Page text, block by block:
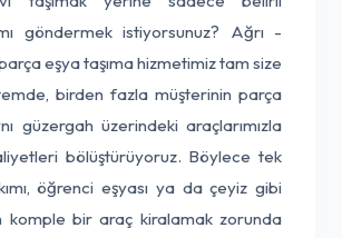
mı göndermek istiyorsunuz? Ağrı -
eşya taşıma hizmetimiz tam size
birden fazla müşterinin parça
güzergah üzerindeki araçlarımızla
bölüştürüyoruz. Böylece tek
öğrenci eşyası ya da çeyiz gibi
komple bir araç kiralamak zorunda